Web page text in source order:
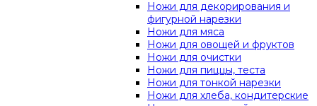
Ножи для декорирования и
фигурной нарезки
Ножи для мяса
Ножи для овощей и фруктов
Ножи для очистки
Ножи для пиццы, теста
Ножи для тонкой нарезки
Ножи для хлеба, кондитерские